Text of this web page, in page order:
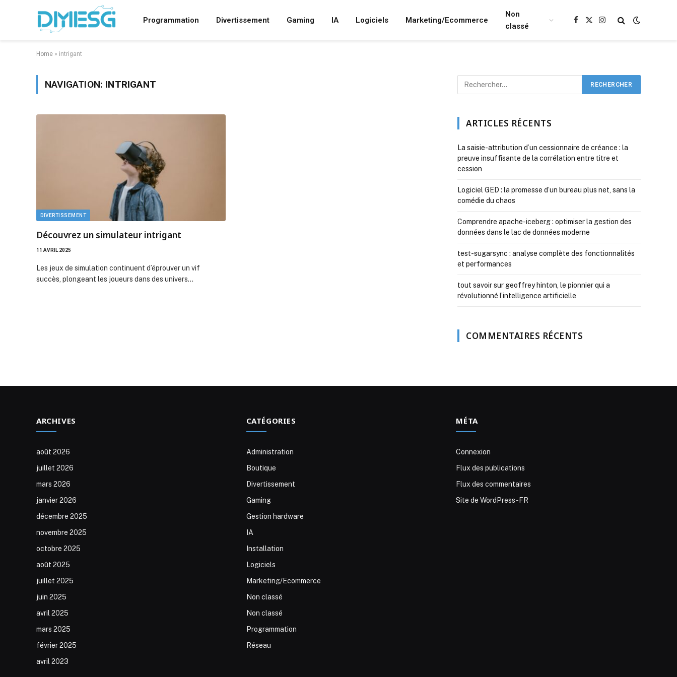
Programmation Divertissement Gaming IA Logiciels Marketing/Ecommerce
Non
classé
Facebook
X
Instagram
Home » intrigant
NAVIGATION: INTRIGANT
DIVERTISSEMENT
Découvrez un simulateur intrigant
11 AVRIL 2025
Les jeux de simulation continuent d’éprouver un vif
succès, plongeant les joueurs dans des univers…
ARTICLES RÉCENTS
La saisie-attribution d’un cessionnaire de créance : la
preuve insuffisante de la corrélation entre titre et
cession
Logiciel GED : la promesse d’un bureau plus net, sans la
comédie du chaos
Comprendre apache-iceberg : optimiser la gestion des
données dans le lac de données moderne
test-sugarsync : analyse complète des fonctionnalités
et performances
tout savoir sur geoffrey hinton, le pionnier qui a
révolutionné l’intelligence artificielle
COMMENTAIRES RÉCENTS
ARCHIVES
août 2026
juillet 2026
mars 2026
janvier 2026
décembre 2025
novembre 2025
octobre 2025
août 2025
juillet 2025
juin 2025
avril 2025
mars 2025
février 2025
avril 2023
CATÉGORIES
Administration
Boutique
Divertissement
Gaming
Gestion hardware
IA
Installation
Logiciels
Marketing/Ecommerce
Non classé
Non classé
Programmation
Réseau
MÉTA
Connexion
Flux des publications
Flux des commentaires
Site de WordPress-FR